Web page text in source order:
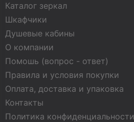
Каталог зеркал
Шкафчики
Душевые кабины
О компании
Помошь (вопрос - ответ)
Правила и условия покупки
Оплата, доставка и упаковка
Контакты
Политика конфиденциальности